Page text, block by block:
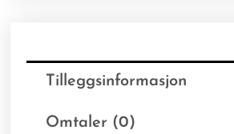
Tilleggsinformasjon
Omtaler (0)